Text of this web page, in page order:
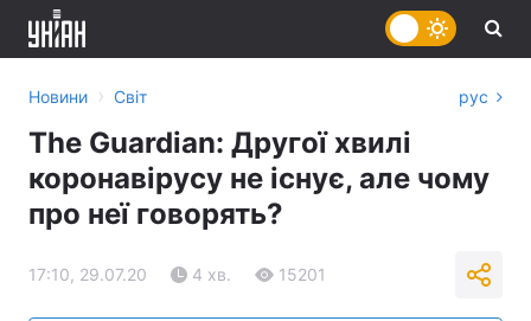
Новини › Світ рус
The Guardian: Другої хвилі
коронавірусу не існує, але чому
про неї говорять?
17:10, 29.07.20 4 хв. 15201